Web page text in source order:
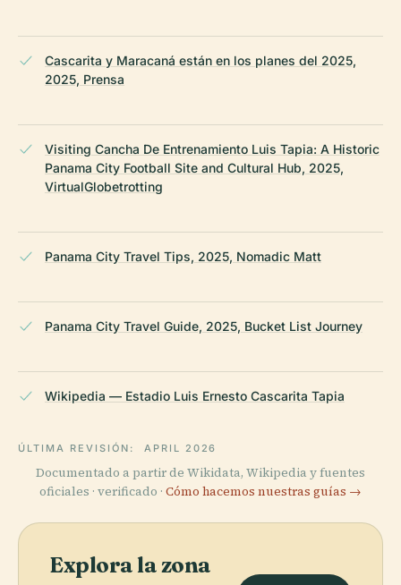
Cascarita y Maracaná están en los planes del 2025,
2025, Prensa
Visiting Cancha De Entrenamiento Luis Tapia: A Historic
Panama City Football Site and Cultural Hub, 2025,
VirtualGlobetrotting
Panama City Travel Tips, 2025, Nomadic Matt
Panama City Travel Guide, 2025, Bucket List Journey
Wikipedia — Estadio Luis Ernesto Cascarita Tapia
ÚLTIMA REVISIÓN: APRIL 2026
Documentado a partir de Wikidata, Wikipedia y fuentes
oficiales · verificado · Cómo hacemos nuestras guías →
Explora la zona